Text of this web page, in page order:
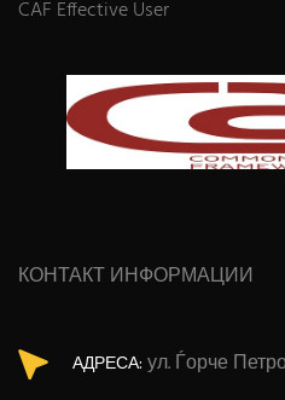
CAF Effective User
КОНТАКТ ИНФОРМАЦИИ
АДРЕСА: ул. Ѓорче